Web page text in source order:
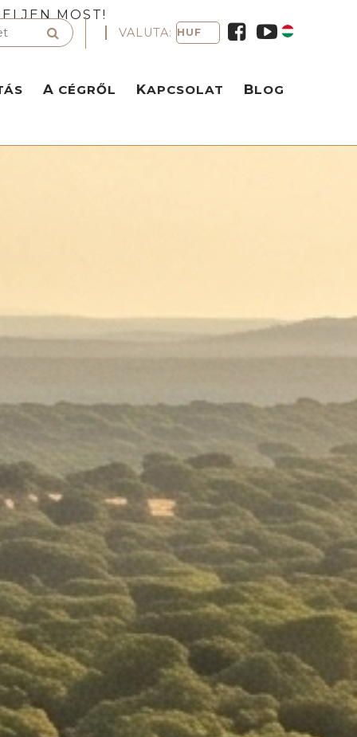
MOST!
VALUTA:
A CÉGRŐL KAPCSOLAT BLOG